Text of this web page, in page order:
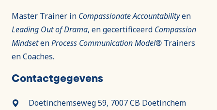
Master Trainer in Compassionate Accountabilityen
Leading Out of Drama, en gecertificeerd Compassion
MindsetenProcess Communication Model® Trainers
en Coaches.
Contactgegevens
Doetinchemseweg 59, 7007 CB Doetinchem